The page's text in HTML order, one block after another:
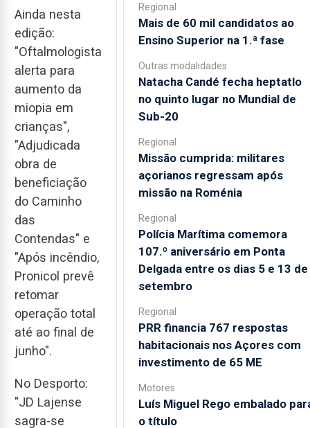
Ainda nesta
edição:
"Oftalmologista
alerta para
aumento da
miopia em
crianças",
"Adjudicada
obra de
beneficiação
do Caminho
das
Contendas" e
"Após incêndio,
Pronicol prevê
retomar
operação total
até ao final de
junho".
No Desporto:
"JD Lajense
sagra-se
Regional
Mais de 60 mil candidatos ao
Ensino Superior na 1.ª fase
Outras modalidades
Natacha Candé fecha heptatlo
no quinto lugar no Mundial de
Sub-20
Regional
Missão cumprida: militares
açorianos regressam após
missão na Roménia
Regional
Polícia Marítima comemora
107.º aniversário em Ponta
Delgada entre os dias 5 e 13 de
setembro
Regional
PRR financia 767 respostas
habitacionais nos Açores com
investimento de 65 ME
Motores
Luís Miguel Rego embalado
o título